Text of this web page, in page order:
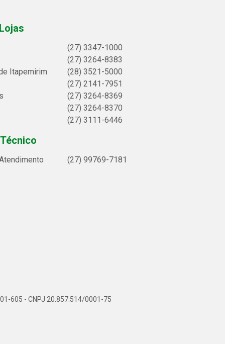
(27) 3347-1000
(27) 3264-8383
Itapemirim
(28) 3521-5000
(27) 2141-7951
(27) 3264-8369
(27) 3264-8370
(27) 3111-6446
(27) 99769-7181
605 - CNPJ 20.857.514/0001-75